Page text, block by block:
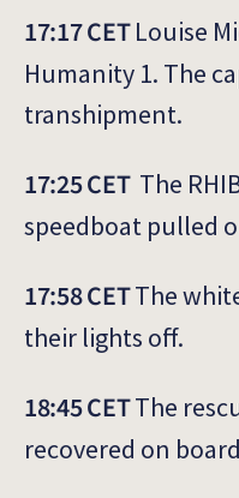
17:17 CETLouise
Humanity 1. The
transhipment.
17:25 CET The
speedboat pulled
17:58 CETThe
their lights off.
18:45 CETThe
recovered on